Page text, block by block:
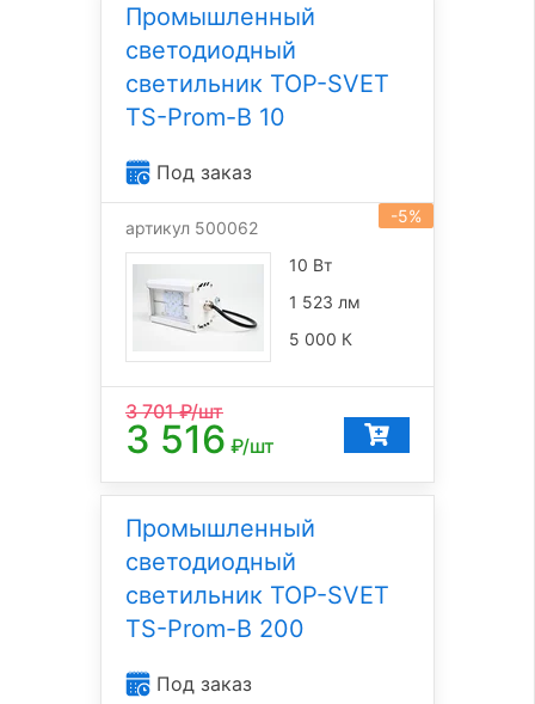
Промышленный
светодиодный
светильник TOP-SVET
TS-Prom-B 10
Под заказ
-5%
артикул 500062
10 Вт
1 523 лм
5 000 К
3 701₽/шт
3 516 ₽/шт
Промышленный
светодиодный
светильник TOP-SVET
TS-Prom-B 200
Под заказ